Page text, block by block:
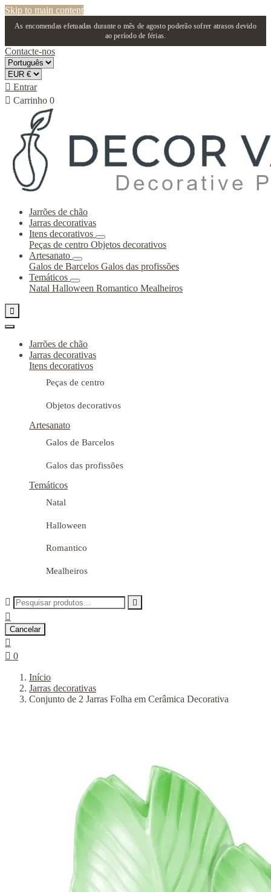
Skip to main content
As encomendas efetuadas durante o mês de agosto poderão sofrer atrasos devido
ao período de férias.
Contacte-nos
 Entrar
 Carrinho 0
Jarrões de chão
Jarras decorativas
Itens decorativos
Peças de centro Objetos decorativos
Artesanato
Galos de Barcelos Galos das profissões
Temáticos
Natal Halloween Romantico Mealheiros

Jarrões de chão
Jarras decorativas
Itens decorativos
Peças de centro
Objetos decorativos
Artesanato
Galos de Barcelos
Galos das profissões
Temáticos
Natal
Halloween
Romantico
Mealheiros
 

Cancelar

 0
Início
Jarras decorativas
Conjunto de 2 Jarras Folha em Cerâmica Decorativa